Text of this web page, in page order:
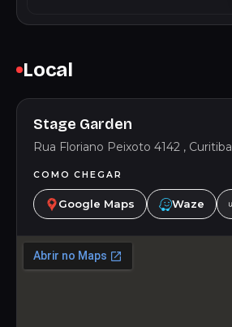
Local
Stage Garden
Rua Floriano Peixoto 4142 , Curitiba
COMO CHEGAR
Google Maps Waze